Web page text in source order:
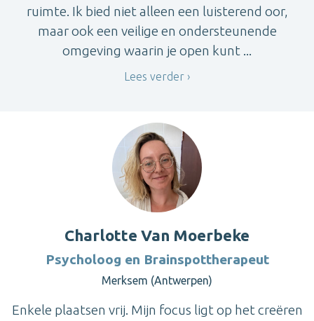
ruimte. Ik bied niet alleen een luisterend oor,
maar ook een veilige en ondersteunende
omgeving waarin je open kunt ...
Lees verder
Charlotte Van Moerbeke
Psycholoog en Brainspottherapeut
Merksem (Antwerpen)
Enkele plaatsen vrij. Mijn focus ligt op het creëren